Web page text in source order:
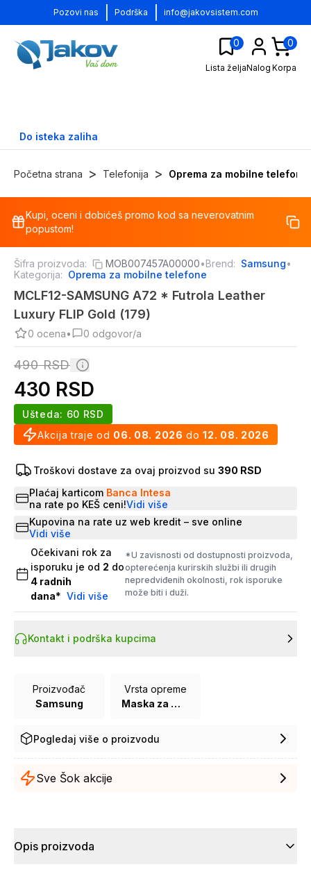
Pozovi nas Podrška info@jakovsistem.com
0
Lista željaNalog
0
Korpa
Do isteka zaliha
Početna strana > Telefonija > Oprema za mobilne telefone
%
Kupi, oceni i dobićeš promo kod sa neverovatnim
popustom!
Šifra proizvoda: MOB007457A00000•Brend: Samsung•
Kategorija: Oprema za mobilne telefone
MCLF12-SAMSUNG A72 * Futrola Leather
Luxury FLIP Gold (179)
0 ocena• 0 odgovor/a
490RSD
430 RSD
Akcija traje od 06. 08. 2026 do 12. 08. 2026
Ušteda: 60 RSD
Troškovi dostave za ovaj proizvod su 390 RSD
Plaćaj karticom Banca Intesa
na rate po KEŠ ceni!Vidi više
Kupovina na rate uz web kredit – sve online
Vidi više
Očekivani rok za
isporuku je od 2 do
4 radnih
dana* Vidi više
*U zavisnosti od dostupnosti proizvoda,
opterećenja kurirskih službi ili drugih
nepredviđenih okolnosti, rok isporuke
može biti i duži.
Kontakt i podrška kupcima
Proizvođač
Samsung
Vrsta opreme
Maska za mobilni telefon
Pogledaj više o proizvodu
Sve Šok akcije
Opis proizvoda